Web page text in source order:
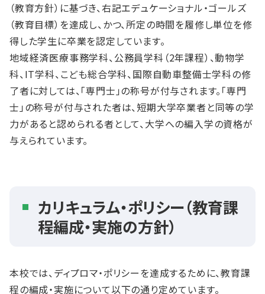
（教育方針）に基づき、右記エデュケーショナル・ゴールズ
（教育目標）を達成し、かつ、所定の時間を履修し単位を修
得した学生に卒業を認定しています。
地域経済医療事務学科、公務員学科（2年課程）、動物学
科、IT学科、こども総合学科、国際自動車整備士学科の修
了者に対しては、「専門士」の称号が付与されます。「専門
士」の称号が付与された者は、短期大学卒業者と同等の学
力があると認められる者として、大学への編入学の資格が
与えられています。
カリキュラム・ポリシー（教育課
程編成・実施の方針）
本校では、ディプロマ・ポリシーを達成するために、教育課
程の編成・実施について以下の通り定めています。